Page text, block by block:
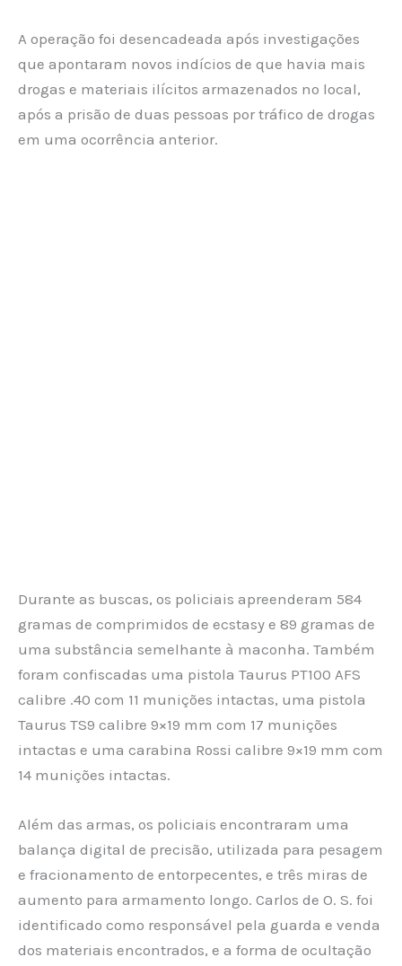
A operação foi desencadeada após investigações
que apontaram novos indícios de que havia mais
drogas e materiais ilícitos armazenados no local,
após a prisão de duas pessoas por tráfico de drogas
em uma ocorrência anterior.
Durante as buscas, os policiais apreenderam 584
gramas de comprimidos de ecstasy e 89 gramas de
uma substância semelhante à maconha. Também
foram confiscadas uma pistola Taurus PT100 AFS
calibre .40 com 11 munições intactas, uma pistola
Taurus TS9 calibre 9×19 mm com 17 munições
intactas e uma carabina Rossi calibre 9×19 mm com
14 munições intactas.
Além das armas, os policiais encontraram uma
balança digital de precisão, utilizada para pesagem
e fracionamento de entorpecentes, e três miras de
aumento para armamento longo. Carlos de O. S. foi
identificado como responsável pela guarda e venda
dos materiais encontrados, e a forma de ocultação